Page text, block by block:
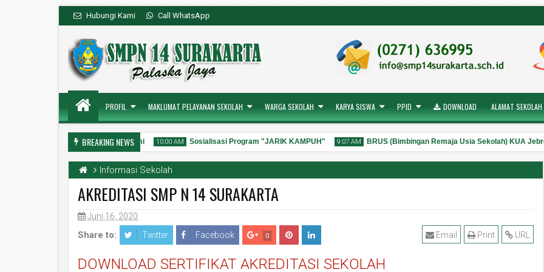
Hubungi Kami Call WhatsApp
PROFIL MAKLUMAT PELAYANAN SEKOLAH WARGA SEKOLAH KARYA SISWA PPID DOWNLOAD ALAMAT SEKOLAH
BREAKING NEWS
Kanal Layanan Pengaduan Resmi 10:00 AM
31
Sosialisasi Program "JARIK KAMPUH" 9:07 AM BRUS (Bimbingan Remaja Usia Sekolah) KUA
Informasi Sekolah
AKREDITASI SMP N 14 SURAKARTA
Juni 16, 2020
Share to: Twitter Facebook 0 URL
Print
Email
DOWNLOAD SERTIFIKAT AKREDITASI SEKOLAH